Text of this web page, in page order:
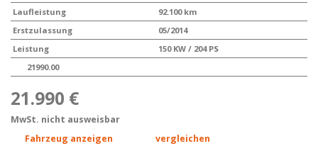
Laufleistung
92.100 km
Erstzulassung
05/2014
Leistung
150 KW / 204 PS
21990.00
21.990 €
MwSt. nicht ausweisbar
Fahrzeug anzeigen
vergleichen